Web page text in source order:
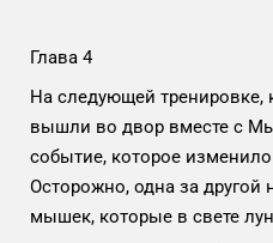
Глава 4
На следующей тренировке,
вышли во двор вместе с
событие, которое
Осторожно, одна за
мышек, которые в свете